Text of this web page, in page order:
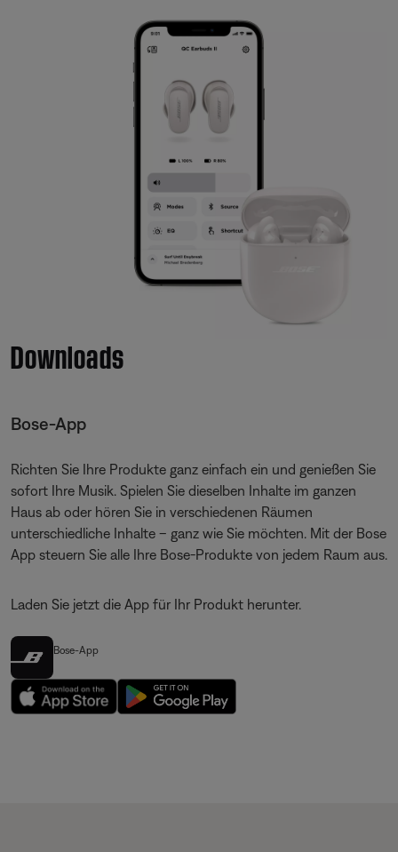
Downloads
Bose-App
Richten Sie Ihre Produkte ganz einfach ein und genießen Sie
sofort Ihre Musik. Spielen Sie dieselben Inhalte im ganzen
Haus ab oder hören Sie in verschiedenen Räumen
unterschiedliche Inhalte – ganz wie Sie möchten. Mit der Bose
App steuern Sie alle Ihre Bose-Produkte von jedem Raum aus.
Laden Sie jetzt die App für Ihr Produkt herunter.
Bose-App